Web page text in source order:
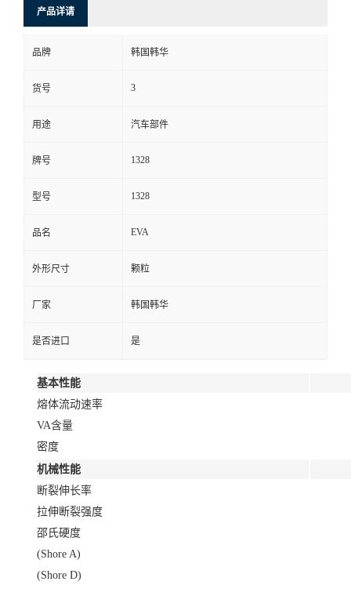
产品详请
品牌 韩国韩华
货号 3
用途 汽车部件
牌号 1328
型号 1328
品名 EVA
外形尺寸 颗粒
厂家 韩国韩华
是否进口 是
基本性能
熔体流动速率
VA含量
密度
机械性能
断裂伸长率
拉伸断裂强度
邵氏硬度
(Shore A)
(Shore D)